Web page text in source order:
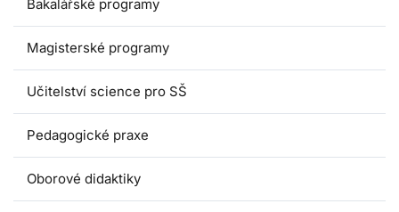
Bakalářské programy
Magisterské programy
Učitelství science pro SŠ
Pedagogické praxe
Oborové didaktiky